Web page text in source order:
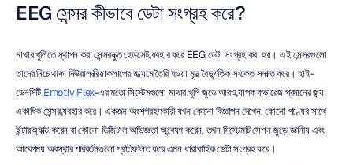
EEG সেন্সর কীভাবে ডেটা সংগ্রহ করে?
মাথার খুলিতে স্থাপন করা সেন্সরযুক্ত হেডসেট ব্যবহার করে EEG ডেটা সংগ্রহ করা হয়। এই সেন্সরগুলো
তাদের নিচে থাকা নিউরাল ক্রিয়াকলাপের মাধ্যমে তৈরি হওয়া মৃদু বৈদ্যুতিক সংকেত সনাক্ত করে। হাই-
ডেনসিটি Emotiv Flex-এর মতো সিস্টেমগুলো মাথার খুলি জুড়ে আরও ব্যাপক কভারেজ প্রদানের জন্য
একাধিক সেন্সর ব্যবহার করে। একজন অংশগ্রহণকারী যখন কোনো বিজ্ঞাপন দেখেন, কোনো পণ্যের সাথে
ইন্টারঅ্যাক্ট করেন বা কোনো ডিজিটাল অভিজ্ঞতা অন্বেষণ করেন, তখন সিস্টেমটি সেশন জুড়ে জ্ঞানীয় এবং
আবেগময় অবস্থার পরিবর্তনগুলো প্রতিফলিত করে এমন ধারাবাহিক ডেটা সংগ্রহ করে।